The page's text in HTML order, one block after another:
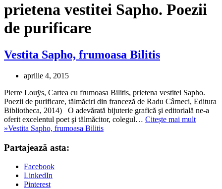
prietena vestitei Sapho. Poezii
de purificare
Vestita Sapho, frumoasa Bilitis
aprilie 4, 2015
Pierre Louÿs, Cartea cu frumoasa Bilitis, prietena vestitei Sapho.
Poezii de purificare, tălmăciri din franceză de Radu Cârneci, Editura
Bibliotheca, 2014) O adevărată bijuterie grafică şi editorială ne-a
oferit excelentul poet şi tălmăcitor, colegul… Citește mai mult
»Vestita Sapho, frumoasa Bilitis
Partajează asta:
Facebook
LinkedIn
Pinterest